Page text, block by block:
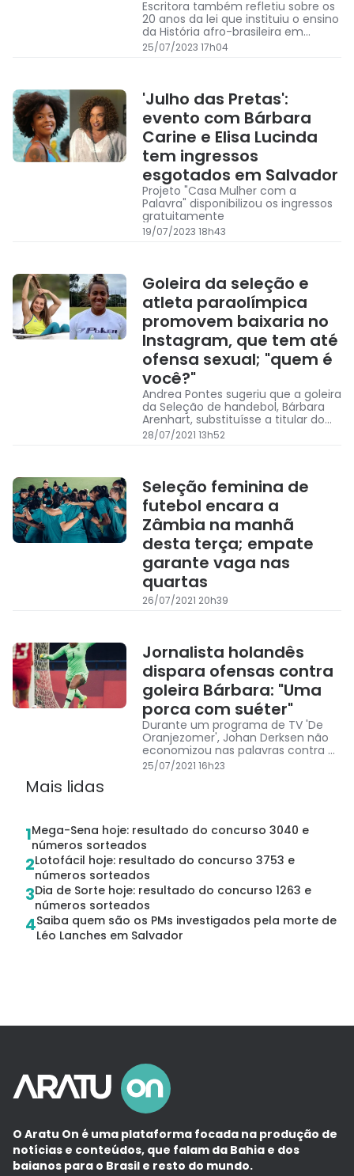
Escritora também refletiu sobre os
20 anos da lei que instituiu o ensino
da História afro-brasileira em
escolas: "houve um avanço, mas
muito pequeno"
25/07/2023 17h04
'Julho das Pretas':
evento com Bárbara
Carine e Elisa Lucinda
tem ingressos
esgotados em Salvador
Projeto "Casa Mulher com a
Palavra" disponibilizou os ingressos
gratuitamente
19/07/2023 18h43
Goleira da seleção e
atleta paraolímpica
promovem baixaria no
Instagram, que tem até
ofensa sexual; "quem é
você?"
Andrea Pontes sugeriu que a goleira
da Seleção de handebol, Bárbara
Arenhart, substituísse a titular do
futebol feminino.
28/07/2021 13h52
Seleção feminina de
futebol encara a
Zâmbia na manhã
desta terça; empate
garante vaga nas
quartas
26/07/2021 20h39
Jornalista holandês
dispara ofensas contra
goleira Bárbara: "Uma
porca com suéter"
Durante um programa de TV 'De
Oranjezomer', Johan Derksen não
economizou nas palavras contra a
goleira brasileira Bárbara, que
falhou no segundo gol da Holanda.
25/07/2021 16h23
Mais lidas
1Mega-Sena hoje: resultado do concurso 3040 e
números sorteados
2Lotofácil hoje: resultado do concurso 3753 e
números sorteados
3Dia de Sorte hoje: resultado do concurso 1263 e
números sorteados
4Saiba quem são os PMs investigados pela morte de
Léo Lanches em Salvador
O Aratu On é uma plataforma focada na produção de
notícias e conteúdos, que falam da Bahia e dos
baianos para o Brasil e resto do mundo.